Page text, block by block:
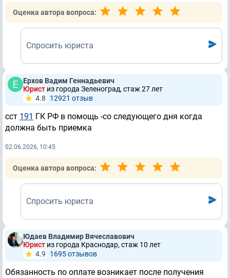
Оценка автора вопроса:
Спросить юриста
Ерхов Вадим Геннадьевич
Юрист из города Зеленоград, стаж 27 лет
4.8
12921 отзыв
сст 191 ГК РФ в помощь -со следующего дня когда
должна быть приемка
02.06.2026, 10:45
Оценка автора вопроса:
Спросить юриста
Юдаев Владимир Вячеславович
Юрист из города Краснодар, стаж 10 лет
4.9
1695 отзывов
Обязанность по оплате возникает после получения